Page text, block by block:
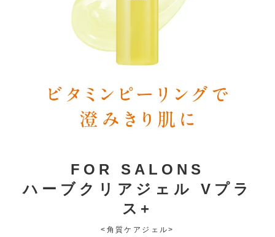
FOR SALONS
ハーブクリアジェル Vプラ
ス+
<角質ケアジェル>